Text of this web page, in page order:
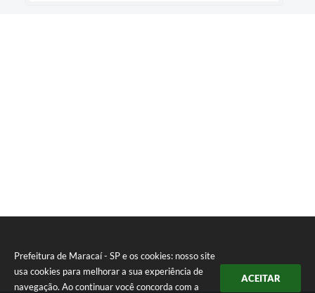
Prefeitura de Maracaí - SP e os cookies: nosso site
usa cookies para melhorar a sua experiência de
navegação. Ao continuar você concorda com a
ACEITAR